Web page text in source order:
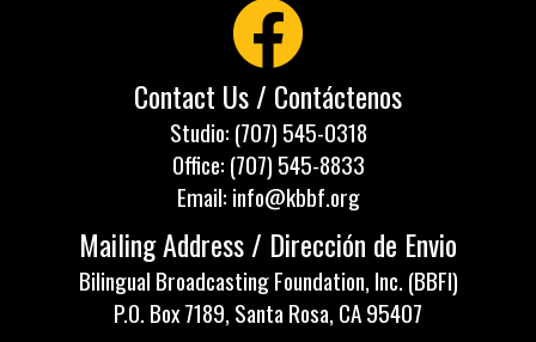
Contact Us / Contáctenos
Studio: (707) 545-0318
Office: (707) 545-8833
Email: info@kbbf.org
Mailing Address / Dirección de Envio
Bilingual Broadcasting Foundation, Inc. (BBFI)
P.O. Box 7189, Santa Rosa, CA 95407